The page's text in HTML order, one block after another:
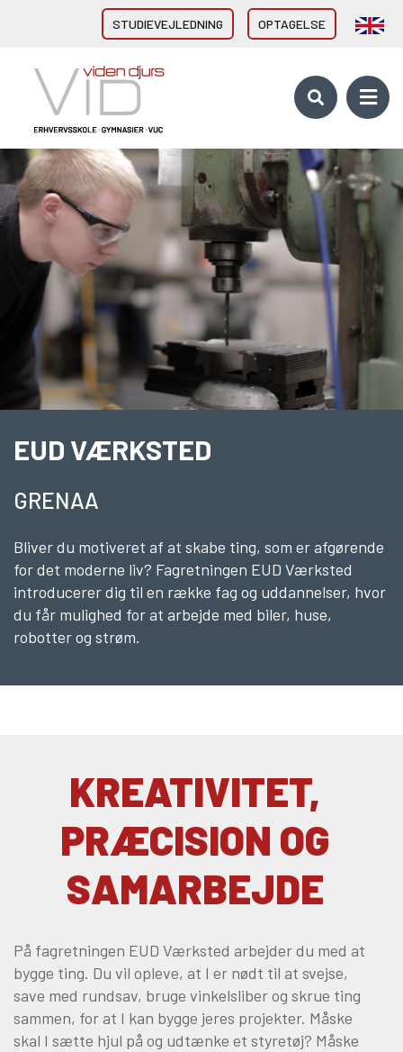
STUDIEVEJLEDNING OPTAGELSE
HHX Grenaa
HHX Rønde
HTX Grenaa
HF-enkeltfag - Grenaa, Hornslet
Brobygning/introforløb
VID ERHVERVSUDDANNELSER
Direkte fra 9/10. klasse
Erhvervsuddannelser (EUD, EUX)
Brobygning/introforløb
10. KLASSE
10KCD og EUD10
COLLEGE TILBUD
Game College
VID DETAIL
Elevuddannelser
Elevonline
Akademiuddannelser
Efteruddannelse (AMU)
Om Viden Djurs
Læreplads og virksomheder
Mød os
Skolehjem/Campus
Personale
Elevfortællinger
EUD VÆRKSTED
GRENAA
Bliver du motiveret af at skabe ting, som er afgørende
for det moderne liv? Fagretningen EUD Værksted
introducerer dig til en række fag og uddannelser, hvor
du får mulighed for at arbejde med biler, huse,
robotter og strøm.
KREATIVITET,
PRÆCISION OG
SAMARBEJDE
På fagretningen EUD Værksted arbejder du med at
bygge ting. Du vil opleve, at I er nødt til at svejse,
save med rundsav, bruge vinkelsliber og skrue ting
sammen, for at I kan bygge jeres projekter. Måske
skal I sætte hjul på og udtænke et styretøj? Måske